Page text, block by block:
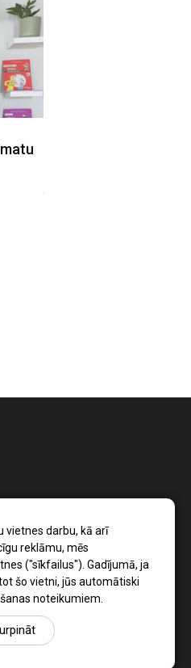
vietnes darbu, kā arī
reklāmu, mēs
("sīkfailus"). Gadījumā, ja
šo vietni, jūs automātiski
noteikumiem.